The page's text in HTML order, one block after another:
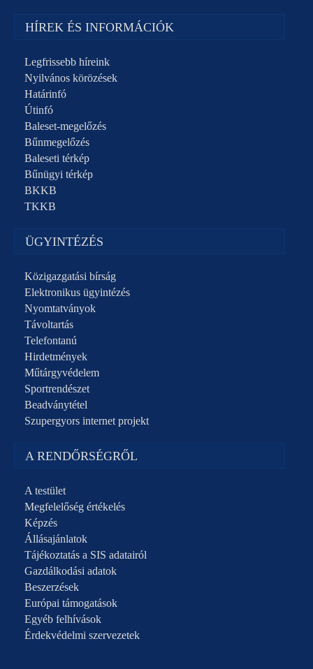
HÍREK ÉS INFORMÁCIÓK
Legfrissebb híreink
Nyilvános körözések
Határinfó
Útinfó
Baleset-megelőzés
Bűnmegelőzés
Baleseti térkép
Bűnügyi térkép
BKKB
TKKB
ÜGYINTÉZÉS
Közigazgatási bírság
Elektronikus ügyintézés
Nyomtatványok
Távoltartás
Telefontanú
Hirdetmények
Műtárgyvédelem
Sportrendészet
Beadványtétel
Szupergyors internet projekt
A RENDŐRSÉGRŐL
A testület
Megfelelőség értékelés
Képzés
Állásajánlatok
Tájékoztatás a SIS adatairól
Gazdálkodási adatok
Beszerzések
Európai támogatások
Egyéb felhívások
Érdekvédelmi szervezetek